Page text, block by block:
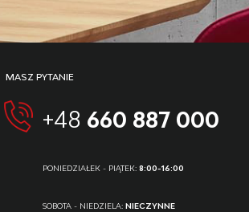
MASZ PYTANIE
+48 660 887 000
PONIEDZIAŁEK - PIĄTEK:8:00-16:00
SOBOTA - NIEDZIELA:NIECZYNNE